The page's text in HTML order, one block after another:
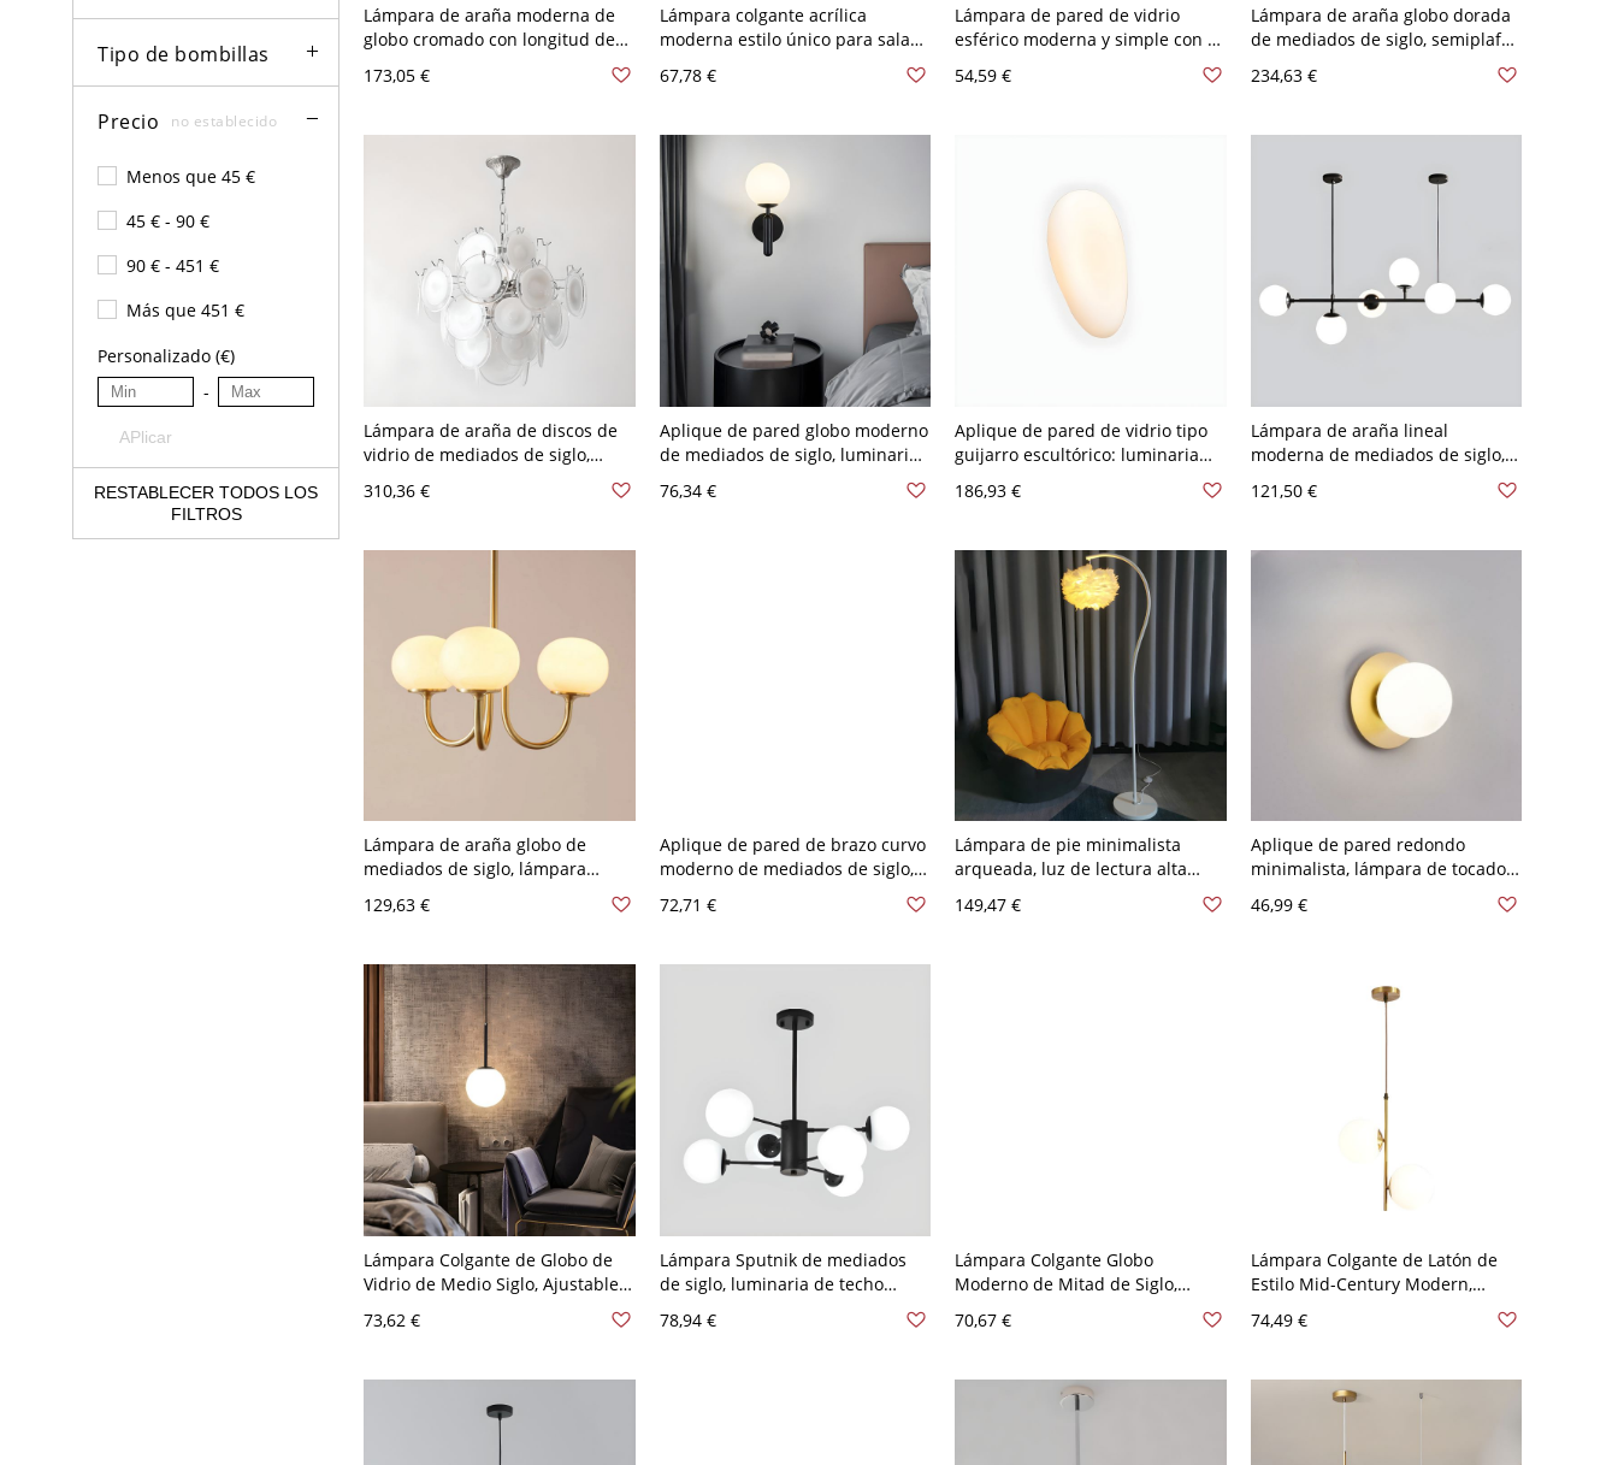
Tipo de bombillas
Precio no establecido
Menos que 45 €
45 € - 90 €
90 € - 451 €
Más que 451 €
Personalizado (€)
-
APlicar
RESTABLECER TODOS LOS
FILTROS
Lámpara de araña moderna de
globo cromado con longitud de
suspensión ajustable - 110 A 120
V 6 Blanco leche
173,05 €
Lámpara colgante acrílica
moderna estilo único para sala
de estar - 110 A 120 V Negro 18
Blanco leche
67,78 €
Lámpara de pared de vidrio
esférico moderna y simple con 1
en dormitorio - Negro 110 A 120
54,59 €
Lámpara de araña globo dorada
de mediados de siglo, semiplafón
de 6 luces con pantallas de vidrio
- 110 A 120 V Blanco leche
234,63 €
Lámpara de araña de discos de
vidrio de mediados de siglo,
lámpara colgante Art Déco para
comedor y recibidor - 110 A 120 V
310,36 €
Aplique de pared globo moderno
de mediados de siglo, luminaria
pantalla de vidrio para pasillo o
76,34 €
Aplique de pared de vidrio tipo
guijarro escultórico: luminaria
ambiental orgánica wabi-sabi -
110 A 120 V A Blanco leche
186,93 €
Lámpara de araña lineal
moderna de mediados de siglo,
colgante de ramas con 6 globos
de vidrio para comedor - 110 A
121,50 €
Lámpara de araña globo de
mediados de siglo, lámpara
curvos y pantallas de vidrio - 3
129,63 €
Aplique de pared de brazo curvo
moderno de mediados de siglo,
luminaria de tocador tipo cuello
de cisne con pantalla de vidrio -
72,71 €
Lámpara de pie minimalista
arqueada, luz de lectura alta
estable - 110 A 120 V Blanco
149,47 €
Aplique de pared redondo
minimalista, lámpara de tocador
dormitorio, sala de estar - 110 A
46,99 €
Lámpara Colgante de Globo de
Vidrio de Medio Siglo, Ajustable
Cama - 110 A 120 V Negro Blanco
73,62 €
Lámpara Sputnik de mediados
de siglo, luminaria de techo
globo de vidrio - 110 A 120 V
78,94 €
Lámpara Colgante Globo
Moderno de Mitad de Siglo,
para Isla de Cocina o Dormitorio -
70,67 €
Lámpara Colgante de Latón de
Estilo Mid-Century Modern,
Candelabro Vertical de 2 Luces
para Comedor - 110 A 120 V
74,49 €